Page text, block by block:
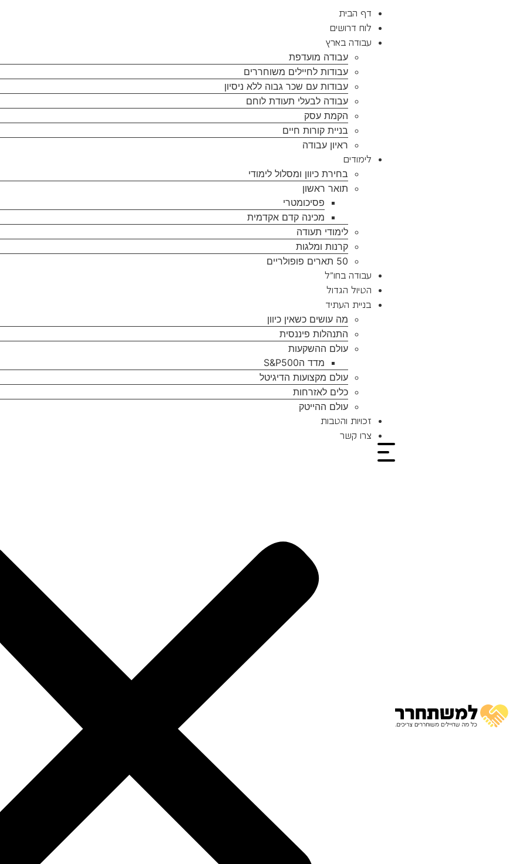
דף הבית
לוח דרושים
עבודה בארץ
עבודה מועדפת
עבודות לחיילים משוחררים
עבודות עם שכר גבוה ללא ניסיון
עבודה לבעלי תעודת לוחם
הקמת עסק
בניית קורות חיים
ראיון עבודה
לימודים
בחירת כיוון ומסלול לימודי
תואר ראשון
פסיכומטרי
מכינה קדם אקדמית
לימודי תעודה
קרנות ומלגות
50 תארים פופולריים
עבודה בחו”ל
הטיול הגדול
בניית העתיד
מה עושים כשאין כיוון
התנהלות פיננסית
עולם ההשקעות
מדד הS&P500
עולם מקצועות הדיגיטל
כלים לאזרחות
עולם ההייטק
זכויות והטבות
צרו קשר